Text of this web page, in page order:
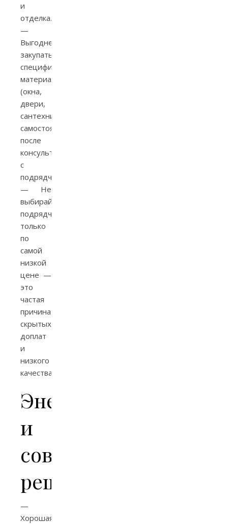
и
отделка.
—
Выгоднее
закупать
специфические
материалы
(окна,
двери,
сантехнику)
самостоятельно
после
консультации
с
подрядчиком.
— Не
выбирайте
подрядчика
только
по
самой
низкой
цене —
это
частая
причина
скрытых
доплат
и
низкого
качества.
и
современные
решения
—
Хорошая